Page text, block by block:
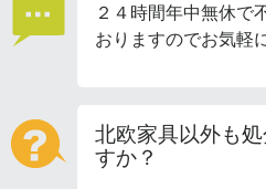
２４時間年中無休で
おりますのでお気軽
北欧家具以外も
すか？